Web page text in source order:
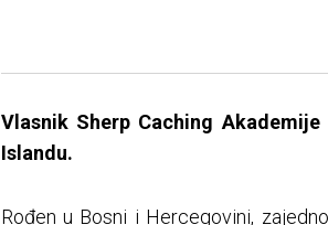
Vlasnik Sherp Caching
Islandu.
Rođen u Bosni i Hercegovini,